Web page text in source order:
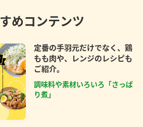
めコンテンツ
定番の手羽元だけでなく、鶏
もも肉や、レンジのレシピも
ご紹介。
調味料や素材いろいろ「さっぱ
り煮」